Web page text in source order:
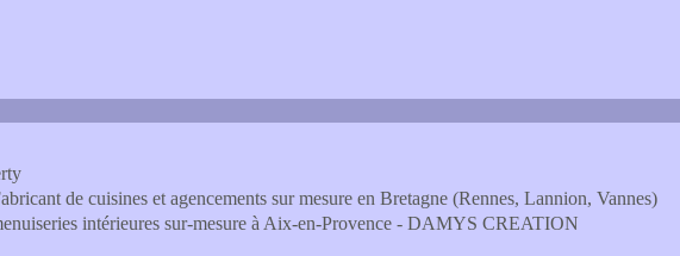
de cuisines et agencements sur mesure en Bretagne (Rennes, Lannion, Vannes)
intérieures sur-mesure à Aix-en-Provence - DAMYS CREATION